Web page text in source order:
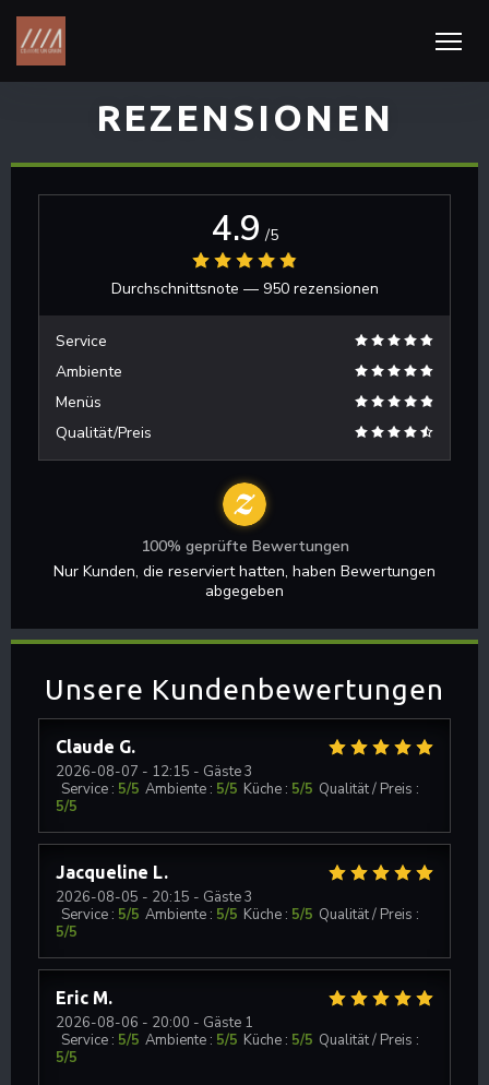
REZENSIONEN
Unsere Kundenbewertungen
Claude G
2026-08-07 - 12:15 - Gäste 3
Service : 5/5 Ambiente : 5/5 Küche : 5/5 Qualität / Preis :
5/5
Jacqueline L
2026-08-05 - 20:15 - Gäste 3
Service : 5/5 Ambiente : 5/5 Küche : 5/5 Qualität / Preis :
5/5
Eric M
2026-08-06 - 20:00 - Gäste 1
Service : 5/5 Ambiente : 5/5 Küche : 5/5 Qualität / Preis :
5/5
4.9 /5
Durchschnittsnote — 950 rezensionen
Service
Ambiente
Menüs
Qualität/Preis
100% geprüfte Bewertungen
Nur Kunden, die reserviert hatten, haben Bewertungen
abgegeben